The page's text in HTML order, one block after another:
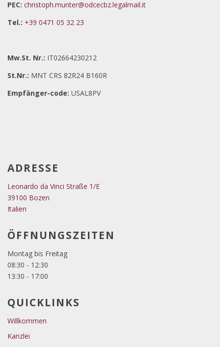
PEC: christoph.munter@odcecbz.legalmail.it
Tel.: +39 0471 05 32 23
Mw.St. Nr.: IT02664230212
St.Nr.: MNT CRS 82R24 B160R
Empfänger-code: USAL8PV
ADRESSE
Leonardo da Vinci Straße 1/E
39100 Bozen
Italien
ÖFFNUNGSZEITEN
Montag bis Freitag
08:30 - 12:30
13:30 - 17:00
QUICKLINKS
Willkommen
Kanzlei